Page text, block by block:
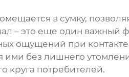
в сумку,
– это еще один важный
ощущений при контакте
ими без лишнего
круга потребителей.